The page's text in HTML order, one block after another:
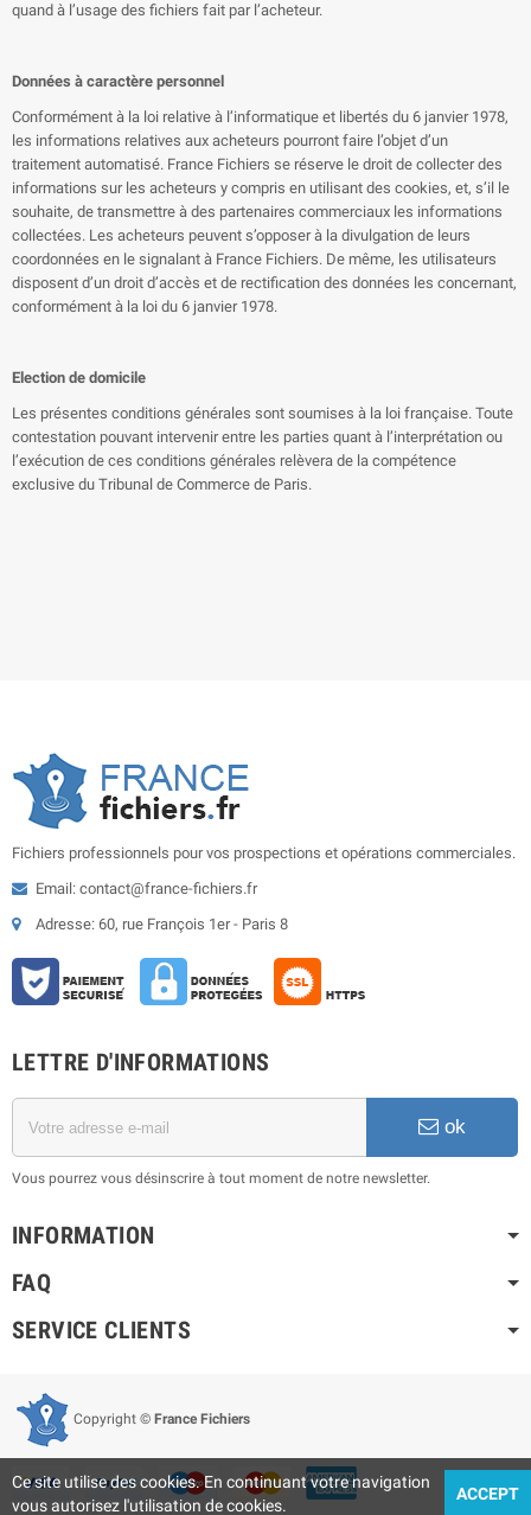
quand à l’usage des fichiers fait par l’acheteur.
Données à caractère personnel
Conformément à la loi relative à l’informatique et libertés du 6 janvier 1978,
les informations relatives aux acheteurs pourront faire l’objet d’un
traitement automatisé. France Fichiers se réserve le droit de collecter des
informations sur les acheteurs y compris en utilisant des cookies, et, s’il le
souhaite, de transmettre à des partenaires commerciaux les informations
collectées. Les acheteurs peuvent s’opposer à la divulgation de leurs
coordonnées en le signalant à France Fichiers. De même, les utilisateurs
disposent d’un droit d’accès et de rectification des données les concernant,
conformément à la loi du 6 janvier 1978.
Election de domicile
Les présentes conditions générales sont soumises à la loi française. Toute
contestation pouvant intervenir entre les parties quant à l’interprétation ou
l’exécution de ces conditions générales relèvera de la compétence
exclusive du Tribunal de Commerce de Paris.
Fichiers professionnels pour vos prospections et opérations commerciales.
Email: contact@france-fichiers.fr
Adresse: 60, rue François 1er - Paris 8
LETTRE D'INFORMATIONS
ok
Vous pourrez vous désinscrire à tout moment de notre newsletter.
INFORMATION
FAQ
SERVICE CLIENTS
Copyright © France Fichiers
Ce site utilise des cookies. En continuant votre navigation
vous autorisez l'utilisation de cookies.
ACCEPT